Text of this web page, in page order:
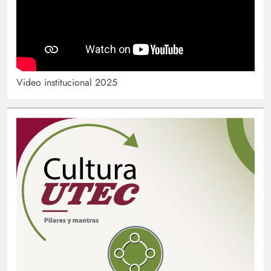
Video institucional 2025